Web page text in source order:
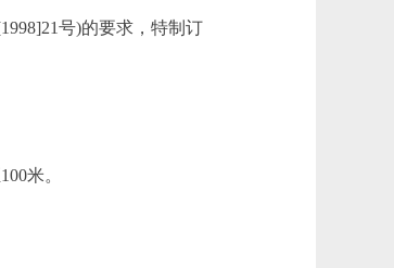
号)的要求，特制订
米。